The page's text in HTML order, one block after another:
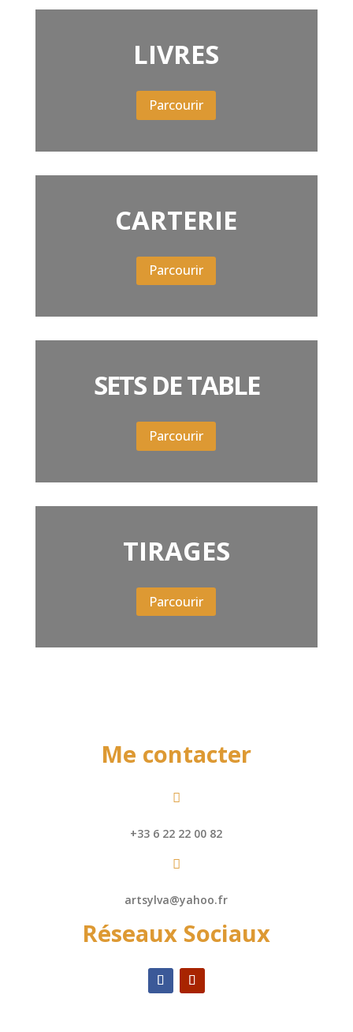
LIVRES
Parcourir
CARTERIE
Parcourir
SETS DE TABLE
Parcourir
TIRAGES
Parcourir
Me contacter

+33 6 22 22 00 82

artsylva@yahoo.fr
Réseaux Sociaux